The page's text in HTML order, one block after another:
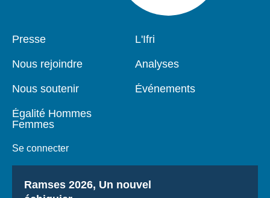
Pied
Presse
Nous rejoindre
Nous soutenir
Égalité Hommes
Femmes
Se connecter
Navigation
L'Ifri
Analyses
Événements
Titre
Ramses 2026, Un nouvel